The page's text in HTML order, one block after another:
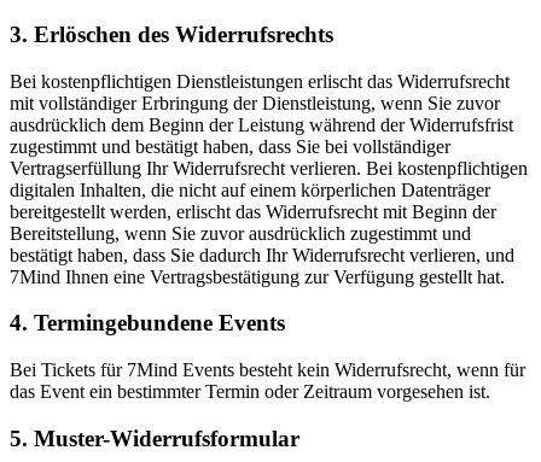
3. Erlöschen des Widerrufsrechts
Bei kostenpflichtigen Dienstleistungen erlischt das Widerrufsrecht
mit vollständiger Erbringung der Dienstleistung, wenn Sie zuvor
ausdrücklich dem Beginn der Leistung während der Widerrufsfrist
zugestimmt und bestätigt haben, dass Sie bei vollständiger
Vertragserfüllung Ihr Widerrufsrecht verlieren. Bei kostenpflichtigen
digitalen Inhalten, die nicht auf einem körperlichen Datenträger
bereitgestellt werden, erlischt das Widerrufsrecht mit Beginn der
Bereitstellung, wenn Sie zuvor ausdrücklich zugestimmt und
bestätigt haben, dass Sie dadurch Ihr Widerrufsrecht verlieren, und
7Mind Ihnen eine Vertragsbestätigung zur Verfügung gestellt hat.
4. Termingebundene Events
Bei Tickets für 7Mind Events besteht kein Widerrufsrecht, wenn für
das Event ein bestimmter Termin oder Zeitraum vorgesehen ist.
5. Muster-Widerrufsformular